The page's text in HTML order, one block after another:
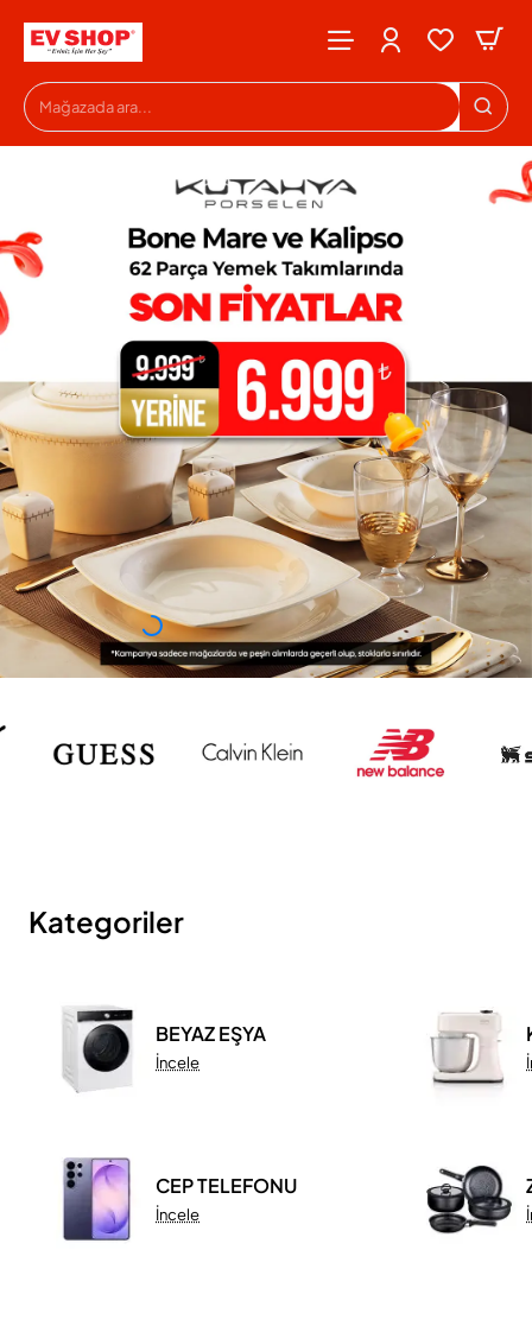
Evshop
Mağazada
ara...
Kategoriler
BEYAZ EŞYA
İncele
CEP TELEFONU
İncele